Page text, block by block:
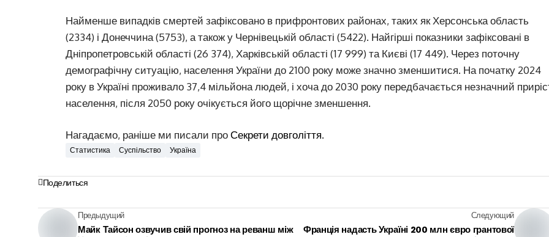
Найменше випадків смертей зафіксовано в прифронтових районах, таких як Херсонська область
(2334) і Донеччина (5753), а також у Чернівецькій області (5422). Найгірші показники зафіксовані в
Дніпропетровській області (26 374), Харківській області (17 999) та Києві (17 449). Через поточну
демографічну ситуацію, населення України до 2100 року може значно зменшитися. На початку 2024
року в Україні проживало 37,4 мільйона людей, і хоча до 2030 року передбачається незначний
населення, після 2050 року очікується його щорічне зменшення.
Нагадаємо, раніше ми писали проСекрети довголіття.
Статистика Суспільство Україна
Поделиться
Предыдущий
Майк Тайсон озвучив свій прогноз на реванш між
Следующий
Франція надасть Україні 200 млн євро грантової